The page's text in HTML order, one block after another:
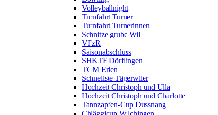
Volleyballnight
Turnfahrt Turner
Turnfahrt Turnerinnen
Schnitzelgrube Wil
VFzR
Saisonabschluss
SHKTF Dörflingen
TGM Erlen
Schnellste Tägerwiler
Hochzeit Christoph und Ulla
Hochzeit Christoph und Charlotte
Tannzapfen-Cup Dussnang
Chläggicup Wilchingen